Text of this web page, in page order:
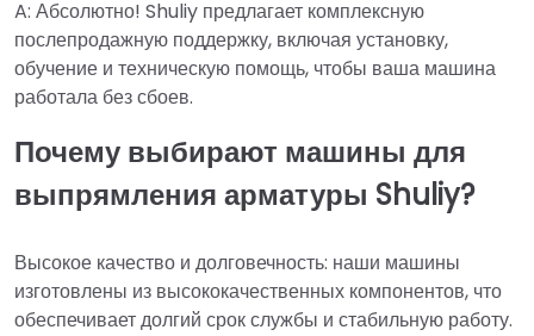
A: Абсолютно! Shuliy предлагает комплексную
послепродажную поддержку, включая установку,
обучение и техническую помощь, чтобы ваша машина
работала без сбоев.
Почему выбирают машины для
выпрямления арматуры Shuliy?
Высокое качество и долговечность: наши машины
изготовлены из высококачественных компонентов, что
обеспечивает долгий срок службы и стабильную работу.